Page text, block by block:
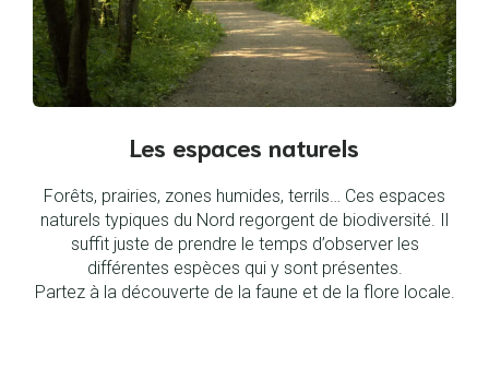
Les espaces naturels
Forêts, prairies, zones humides, terrils… Ces espaces
naturels typiques du Nord regorgent de biodiversité. Il
suffit juste de prendre le temps d’observer les
différentes espèces qui y sont présentes.
Partez à la découverte de la faune et de la flore locale.